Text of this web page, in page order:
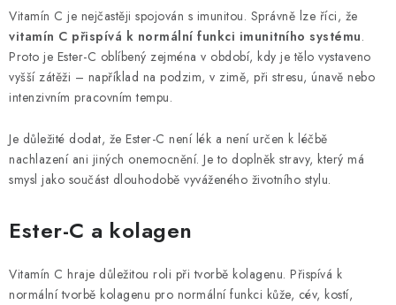
Vitamín C je nejčastěji spojován s imunitou. Správně lze říci, že
vitamín C přispívá k normální funkci imunitního systému.
Proto je Ester-C oblíbený zejména v období, kdy je tělo vystaveno
vyšší zátěži – například na podzim, v zimě, při stresu, únavě nebo
intenzivním pracovním tempu.
Je důležité dodat, že Ester-C není lék a není určen k léčbě
nachlazení ani jiných onemocnění. Je to doplněk stravy, který má
smysl jako součást dlouhodobě vyváženého životního stylu.
Ester-C a kolagen
Vitamín C hraje důležitou roli při tvorbě kolagenu. Přispívá k
normální tvorbě kolagenu pro normální funkci kůže, cév, kostí,